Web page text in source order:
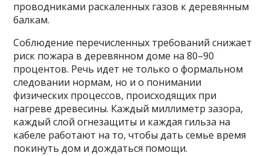
проводниками раскаленных газов к деревянным
балкам.
Соблюдение перечисленных требований снижает
риск пожара в деревянном доме на 80–90
процентов. Речь идет не только о формальном
следовании нормам, но и о понимании
физических процессов, происходящих при
нагреве древесины. Каждый миллиметр зазора,
каждый слой огнезащиты и каждая гильза на
кабеле работают на то, чтобы дать семье время
покинуть дом и дождаться помощи.